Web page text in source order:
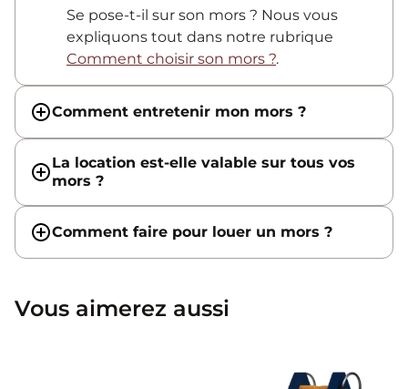
Se pose-t-il sur son mors ? Nous vous
expliquons tout dans notre rubrique
Comment choisir son mors ?.
Comment entretenir mon mors ?
La location est-elle valable sur tous vos
mors ?
Comment faire pour louer un mors ?
Vous aimerez aussi